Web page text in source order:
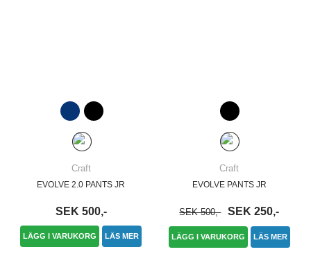
Craft
EVOLVE 2.0 PANTS JR
SEK 500,-
LÄGG I VARUKORG LÄS MER
Craft
EVOLVE PANTS JR
SEK 500,- SEK 250,-
LÄGG I VARUKORG LÄS MER